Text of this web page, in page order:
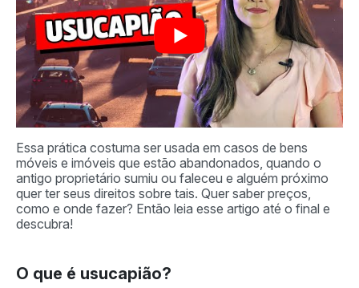
Essa prática costuma ser usada em casos de bens
móveis e imóveis que estão abandonados, quando o
antigo proprietário sumiu ou faleceu e alguém próximo
quer ter seus direitos sobre tais. Quer saber preços,
como e onde fazer? Então leia esse artigo até o final e
descubra!
O que é usucapião?